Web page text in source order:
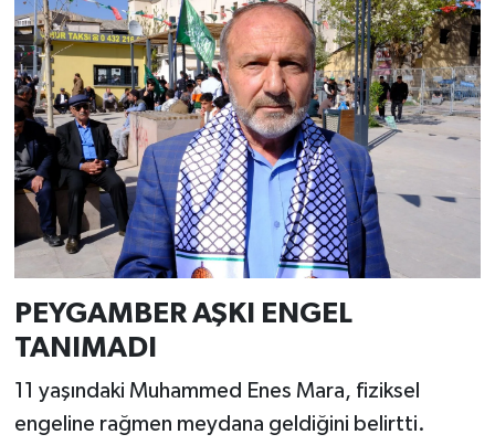
PEYGAMBER AŞKI ENGEL
TANIMADI
11 yaşındaki Muhammed Enes Mara, fiziksel
engeline rağmen meydana geldiğini belirtti.